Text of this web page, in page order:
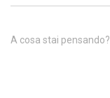
A cosa stai pensando?